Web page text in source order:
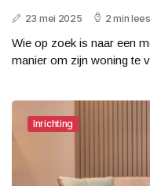
23 mei 2025 2 min
Wie op zoek is naar een
manier om zijn woning te
Inrichting